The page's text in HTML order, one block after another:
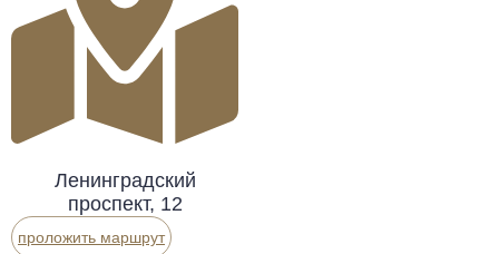
Ленинградский
проспект, 12
проложить маршрут